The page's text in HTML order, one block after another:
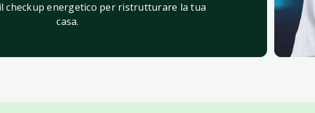
checkup energetico per ristrutturare la tua
casa.